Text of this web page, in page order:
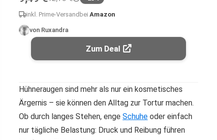
inkl. Prime-Versand bei Amazon
von Ruxandra
Zum Deal
Hühneraugen sind mehr als nur ein kosmetisches
Ärgernis – sie können den Alltag zur Tortur machen.
Ob durch langes Stehen, enge Schuhe oder einfach
nur tägliche Belastung: Druck und Reibung führen